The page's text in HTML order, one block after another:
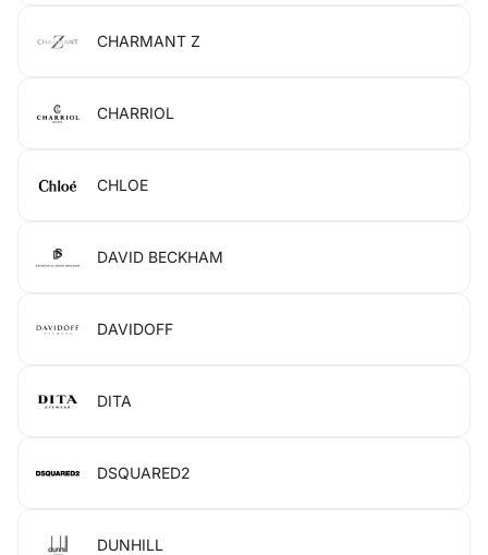
CHARMANT Z
CHARRIOL
CHLOE
DAVID BECKHAM
DAVIDOFF
DITA
DSQUARED2
DUNHILL